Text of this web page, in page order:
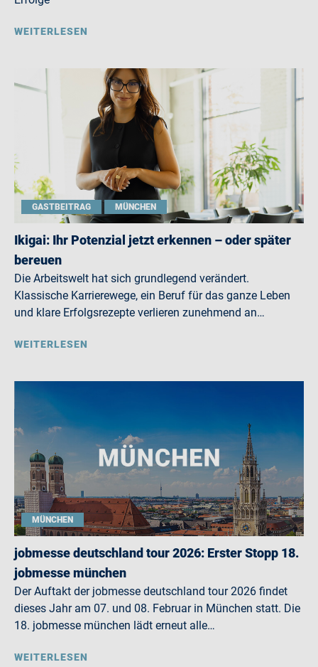
WEITERLESEN
GASTBEITRAG MÜNCHEN
Ikigai: Ihr Potenzial jetzt erkennen – oder später
bereuen
Die Arbeitswelt hat sich grundlegend verändert.
Klassische Karrierewege, ein Beruf für das ganze Leben
und klare Erfolgsrezepte verlieren zunehmend an…
WEITERLESEN
MÜNCHEN
jobmesse deutschland tour 2026: Erster Stopp 18.
jobmesse münchen
Der Auftakt der jobmesse deutschland tour 2026 findet
dieses Jahr am 07. und 08. Februar in München statt. Die
18. jobmesse münchen lädt erneut alle…
WEITERLESEN